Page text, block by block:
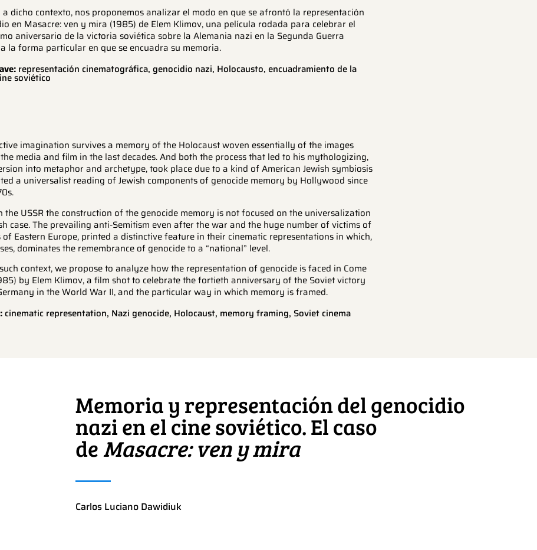
a dicho contexto, nos proponemos analizar el modo en que se afrontó la representación
en Masacre: ven y mira (1985) de Elem Klimov, una película rodada para celebrar el
aniversario de la victoria soviética sobre la Alemania nazi en la Segunda Guerra
la forma particular en que se encuadra su memoria.
representación cinematográfica, genocidio nazi, Holocausto, encuadramiento de la
soviético
imagination survives a memory of the Holocaust woven essentially of the images
media and film in the last decades. And both the process that led to his mythologizing,
into metaphor and archetype, took place due to a kind of American Jewish symbiosis
a universalist reading of Jewish components of genocide memory by Hollywood since
the USSR the construction of the genocide memory is not focused on the universalization
case. The prevailing anti-Semitism even after the war and the huge number of victims of
Eastern Europe, printed a distinctive feature in their cinematic representations in which,
dominates the remembrance of genocide to a “national” level.
context, we propose to analyze how the representation of genocide is faced in Come
by Elem Klimov, a film shot to celebrate the fortieth anniversary of the Soviet victory
in the World War II, and the particular way in which memory is framed.
cinematic representation, Nazi genocide, Holocaust, memory framing, Soviet cinema
Memoria y representación del genocidio
nazi en el cine soviético. El caso
deMasacre: ven y mira
Carlos Luciano Dawidiuk